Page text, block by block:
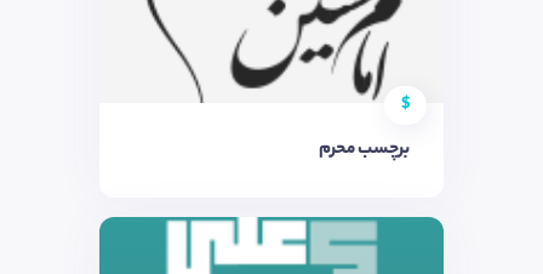
$
برچسب محرم